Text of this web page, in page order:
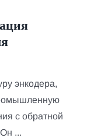
энкодера,
с обратной
...